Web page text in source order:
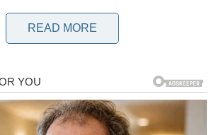
osjećaj privrženosti koji djeca često
biološkim roditeljima. Ova veza je
ljubavi koja je neusporediva s
READ MORE